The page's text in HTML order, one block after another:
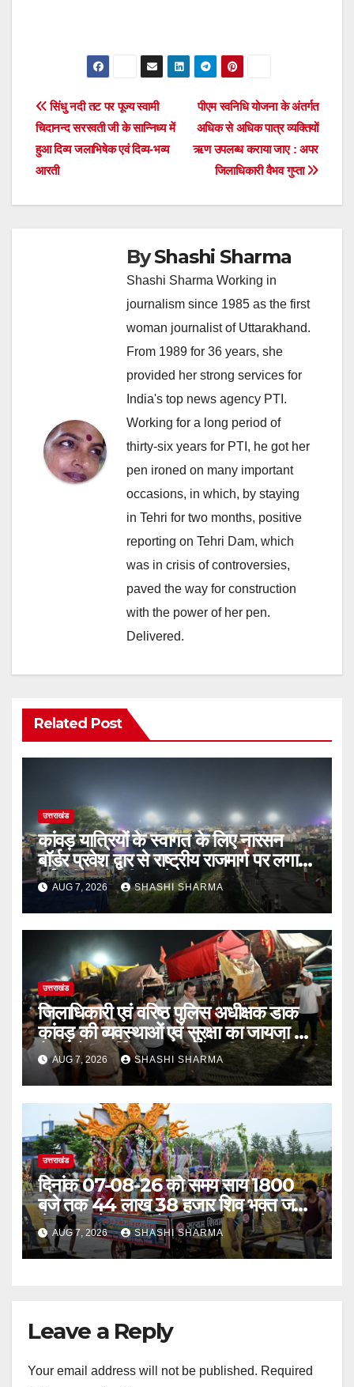
Post
navigation
पीएम स्वनिधि योजना के अंतर्गत
अधिक से अधिक पात्र व्यक्तियों
ऋण उपलब्ध कराया जाए : अपर
जिलाधिकारी वैभव गुप्ता
सिंधु नदी तट पर पूज्य स्वामी
चिदानन्द सरस्वती जी के सान्निध्य में
हुआ दिव्य जलाभिषेक एवं दिव्य-भव्य
आरती
ByShashi Sharma
Shashi Sharma Working in
journalism since 1985 as the first
woman journalist of Uttarakhand.
From 1989 for 36 years, she
provided her strong services for
India's top news agency PTI.
Working for a long period of
thirty-six years for PTI, he got her
pen ironed on many important
occasions, in which, by staying
in Tehri for two months, positive
reporting on Tehri Dam, which
was in crisis of controversies,
paved the way for construction
with the power of her pen.
Delivered.
Related Post
उत्तराखंड
कांवड़ यात्रियों के स्वागत के लिए नारसन
बॉर्डर प्रवेश द्वार से राष्ट्रीय राजमार्ग पर लगाई
गई रंगीन एलईडी लाइटें
AUG 7, 2026 SHASHI SHARMA
उत्तराखंड
जिलाधिकारी एवं वरिष्ठ पुलिस अधीक्षक डाक
कांवड़ की व्यवस्थाओं एवं सुरक्षा का जायजा लेने
बैरागी कैंप पार्किंग स्थल जीरो ग्राउंड पर देर
रात्रि पहुंचे
AUG 7, 2026 SHASHI SHARMA
उत्तराखंड
दिनांक 07-08-26 को समय साय 1800
बजे तक 44 लाख 38 हजार शिव भक्त जल
लेकर अपने गंतव्य को प्रस्थान कर चुके
AUG 7, 2026 SHASHI SHARMA
Leave a Reply
Your email address will not be published. Required